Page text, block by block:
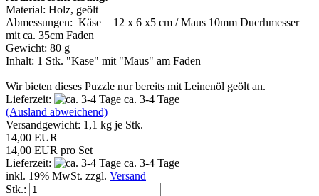
Material: Holz, geölt
Abmessungen: Käse = 12 x 6 x5 cm / Maus 10mm Ducrhmesser
mit ca. 35cm Faden
Gewicht: 80 g
Inhalt: 1 Stk. "Kase" mit "Maus" am Faden
Wir bieten dieses Puzzle nur bereits mit Leinenöl geölt an.
Lieferzeit:
ca. 3-4 Tage
(Ausland abweichend)
Versandgewicht: 1,1 kg je Stk.
14,00 EUR
14,00 EUR pro Set
Lieferzeit:
ca. 3-4 Tage
inkl. 19% MwSt. zzgl. Versand
Stk.: